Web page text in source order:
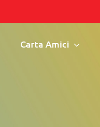
Carta Amici